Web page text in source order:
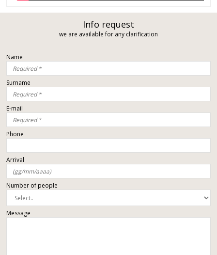
Info request
we are available for any clarification
Name
Surname
E-mail
Phone
Arrival
Number of people
Message